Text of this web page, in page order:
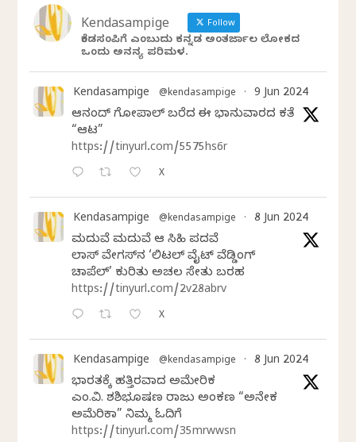
Kendasampige Follow
ಕೆಂಡಸಂಪಿಗೆ ಎಂಬುದು ಕನ್ನಡ ಅಂತರ್ಜಾಲ ಲೋಕದ
ಒಂದು ಅನನ್ಯ ಪರಿಮಳ.
Kendasampige @kendasampige · 9 Jun 2024
ಆನಂದ್‌ ಗೋಪಾಲ್‌ ಬರೆದ ಈ ಭಾನುವಾರದ ಕತೆ
“ಆಟ”
https://tinyurl.com/5575hs6r
X
Kendasampige @kendasampige · 8 Jun 2024
ಮದುವೆ ಮದುವೆ ಆ ಸಿಹಿ ಪದವೆ
ಲಾಸ್‌ ವೇಗಸ್‌ನ ‘ಲಿಟಲ್ ವೈಟ್ ವೆಡ್ಡಿಂಗ್
ಚಾಪೆಲ್’ ಕುರಿತು ಅಚಲ ಸೇತು ಬರಹ
https://tinyurl.com/2v28abrv
X
Kendasampige @kendasampige · 8 Jun 2024
ಭಾರತಕ್ಕೆ ಹತ್ತಿರವಾದ ಅಮೇರಿಕ
ಎಂ.ವಿ. ಶಶಿಭೂಷಣ ರಾಜು ಅಂಕಣ “ಅನೇಕ
ಅಮೆರಿಕಾ” ನಿಮ್ಮ ಓದಿಗೆ
https://tinyurl.com/35mrwwsn